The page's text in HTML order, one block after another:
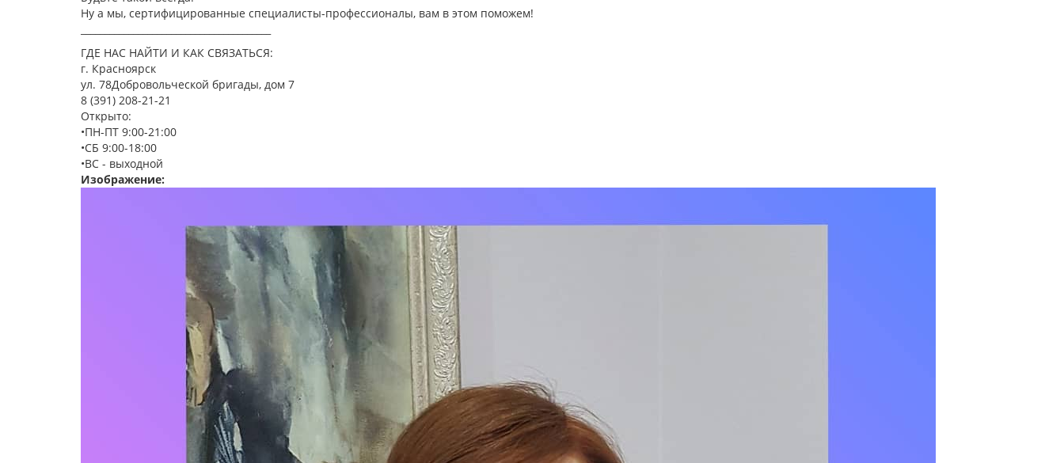
Ну а мы, сертифицированные специалисты-профессионалы, вам в этом поможем!
ГДЕ НАС НАЙТИ И КАК СВЯЗАТЬСЯ:
г. Красноярск
ул. 78Добровольческой бригады, дом 7
8 (391) 208-21-21
Открыто:
•ПН-ПТ 9:00-21:00
•СБ 9:00-18:00
•ВС - выходной
Изображение: